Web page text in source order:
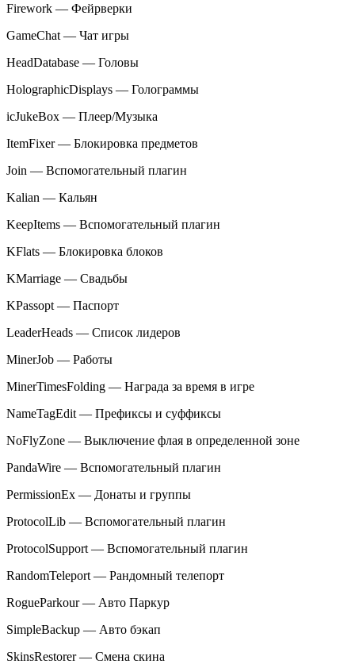
Firework — Фейрверки
GameChat — Чат игры
HeadDatabase — Головы
HolographicDisplays — Голограммы
icJukeBox — Плеер/Музыка
ItemFixer — Блокировка предметов
Join — Вспомогательный плагин
Kalian — Кальян
KeepItems — Вспомогательный плагин
KFlats — Блокировка блоков
KMarriage — Свадьбы
KPassopt — Паспорт
LeaderHeads — Список лидеров
MinerJob — Работы
MinerTimesFolding — Награда за время в игре
NameTagEdit — Префиксы и суффиксы
NoFlyZone — Выключение флая в определенной зоне
PandaWire — Вспомогательный плагин
PermissionEx — Донаты и группы
ProtocolLib — Вспомогательный плагин
ProtocolSupport — Вспомогательный плагин
RandomTeleport — Рандомный телепорт
RogueParkour — Авто Паркур
SimpleBackup — Авто бэкап
SkinsRestorer — Смена скина